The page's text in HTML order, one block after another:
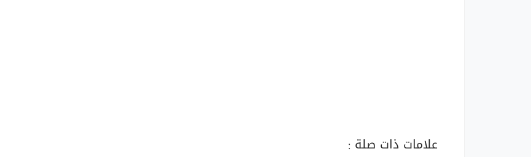
علامات ذات صلة :